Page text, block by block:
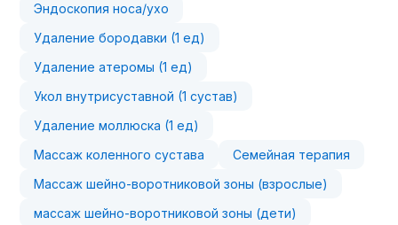
Эндоскопия носа/ухо
Удаление бородавки (1 ед)
Удаление атеромы (1 ед)
Укол внутрисуставной (1 сустав)
Удаление моллюска (1 ед)
Массаж коленного сустава
Семейная терапия
Массаж шейно-воротниковой зоны (взрослые)
массаж шейно-воротниковой зоны (дети)